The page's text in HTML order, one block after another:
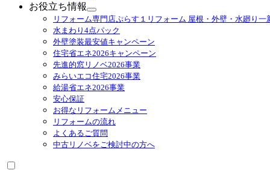
ュ
を
展
開
お役立ち情報
サ
ブ
メ
ニ
ュ
ー
を
展
リフォーム専門店ぷらす１リフォーム 屋根・外壁・水廻り一
水まわり4点パック
外壁塗装最安値キャンペーン
住宅省エネ2026キャンペーン
先進的窓リノベ2026事業
みらいエコ住宅2026事業
給湯省エネ2026事業
安心保証
お得なリフォームメニュー
リフォームの流れ
よくあるご質問
中古リノベをご検討中の方へ